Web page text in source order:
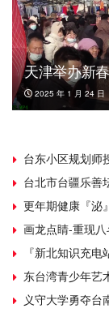
天津举办新
2025 年 1 月 24 日
台东小区规划师
台北市台疆乐善
更年期健康『泌
画龙点睛-重现
『新北知识充
东台湾青少年艺
义守大学勇夺台